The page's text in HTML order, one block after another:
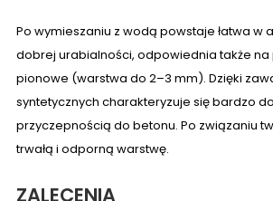
Po wymieszaniu z wodą powstaje łatwa w
dobrej urabialności, odpowiednia także
pionowe (warstwa do 2–3 mm). Dzięki
syntetycznych charakteryzuje się bardzo
przyczepnością do betonu. Po związaniu
trwałą i odporną warstwę.
ZALECENIA